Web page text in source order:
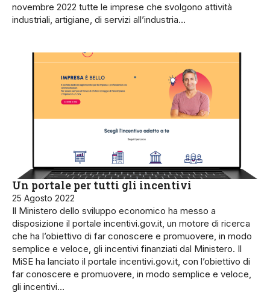
novembre 2022 tutte le imprese che svolgono attività
industriali, artigiane, di servizi all’industria…
Un portale per tutti gli incentivi
25 Agosto 2022
Il Ministero dello sviluppo economico ha messo a
disposizione il portale incentivi.gov.it, un motore di ricerca
che ha l’obiettivo di far conoscere e promuovere, in modo
semplice e veloce, gli incentivi finanziati dal Ministero. Il
MiSE ha lanciato il portale incentivi.gov.it, con l’obiettivo di
far conoscere e promuovere, in modo semplice e veloce,
gli incentivi…